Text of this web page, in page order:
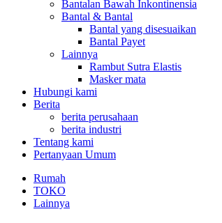
Bantalan Bawah Inkontinensia
Bantal & Bantal
Bantal yang disesuaikan
Bantal Payet
Lainnya
Rambut Sutra Elastis
Masker mata
Hubungi kami
Berita
berita perusahaan
berita industri
Tentang kami
Pertanyaan Umum
Rumah
TOKO
Lainnya